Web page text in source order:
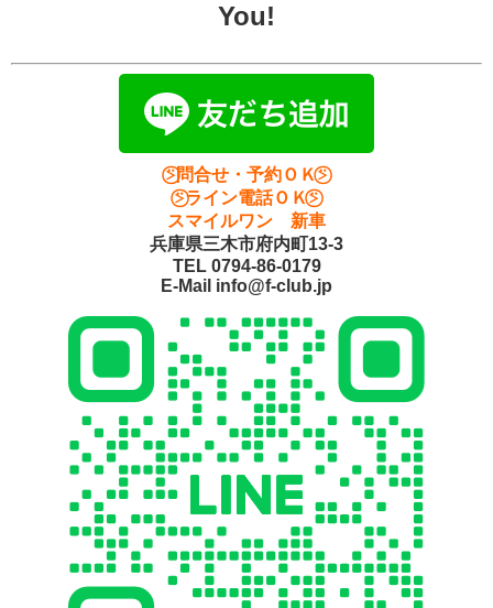
You!
⍩⃝問合せ・予約ＯＫ⍩⃝
⍩⃝ライン電話ＯＫ⍩⃝
スマイルワン 新車
兵庫県三木市府内町13-3
TEL 0794-86-0179
E-Mail info@f-club.jp